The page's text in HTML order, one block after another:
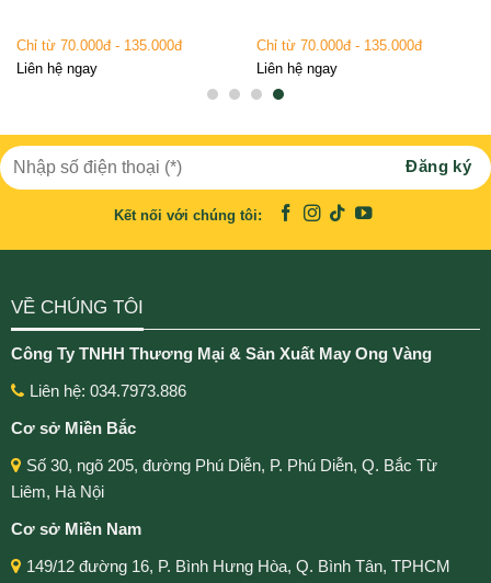
Chỉ từ 70.000đ - 135.000đ
Liên hệ ngay
Chỉ từ 70.000đ - 135.000đ
Liên hệ ngay
Kết nối với chúng tôi:
VỀ CHÚNG TÔI
Công Ty TNHH Thương Mại & Sản Xuất May Ong Vàng
Liên hệ: 034.7973.886
Cơ sở Miền Bắc
Số 30, ngõ 205, đường Phú Diễn, P. Phú Diễn, Q. Bắc Từ
Liêm, Hà Nội
Cơ sở Miền Nam
149/12 đường 16, P. Bình Hưng Hòa, Q. Bình Tân, TPHCM